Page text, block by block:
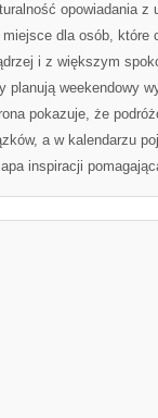
opowiadania
miejsce dla osób, które
i z większym
planują weekendowy
pokazuje, że
a w kalendarzu
inspiracji